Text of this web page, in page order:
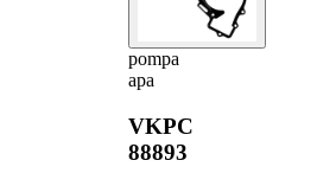
pompa
apa
VKPC
88893